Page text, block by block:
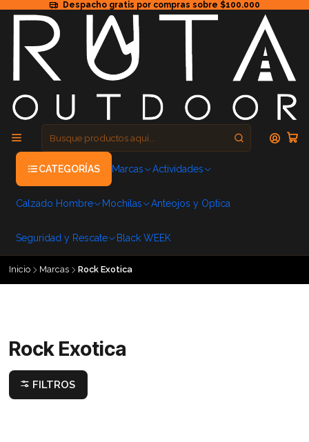
Despacho gratis por compras sobre $100.000
CATEGORÍAS Marcas Actividades
Calzado Hombre Mochilas Anteojos y Optica
Seguridad y Rescate Black WEEK
Inicio Marcas Rock Exotica
Rock Exotica
FILTROS